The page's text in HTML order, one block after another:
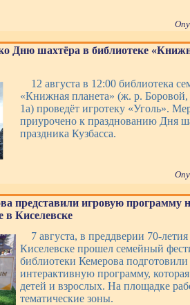
Дню шахтёра в библиотеке
12 августа в 12:00 библиотека
«Книжная планета» (ж. р. Боровой,
1а) проведёт игротеку «Уголь».
приурочено к празднованию Дня
праздника Кузбасса.
представили игровую программу
в Киселевске
7 августа, в преддверии 70-
Киселевске прошел семейный
библиотеки Кемерова подготовили
интерактивную программу,
детей и взрослых. На площадке
тематические зоны.